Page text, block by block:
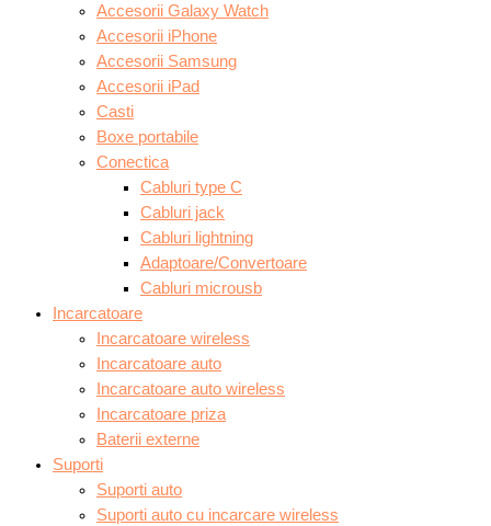
Accesorii Galaxy Watch
Accesorii iPhone
Accesorii Samsung
Accesorii iPad
Casti
Boxe portabile
Conectica
Cabluri type C
Cabluri jack
Cabluri lightning
Adaptoare/Convertoare
Cabluri microusb
Incarcatoare
Incarcatoare wireless
Incarcatoare auto
Incarcatoare auto wireless
Incarcatoare priza
Baterii externe
Suporti
Suporti auto
Suporti auto cu incarcare wireless